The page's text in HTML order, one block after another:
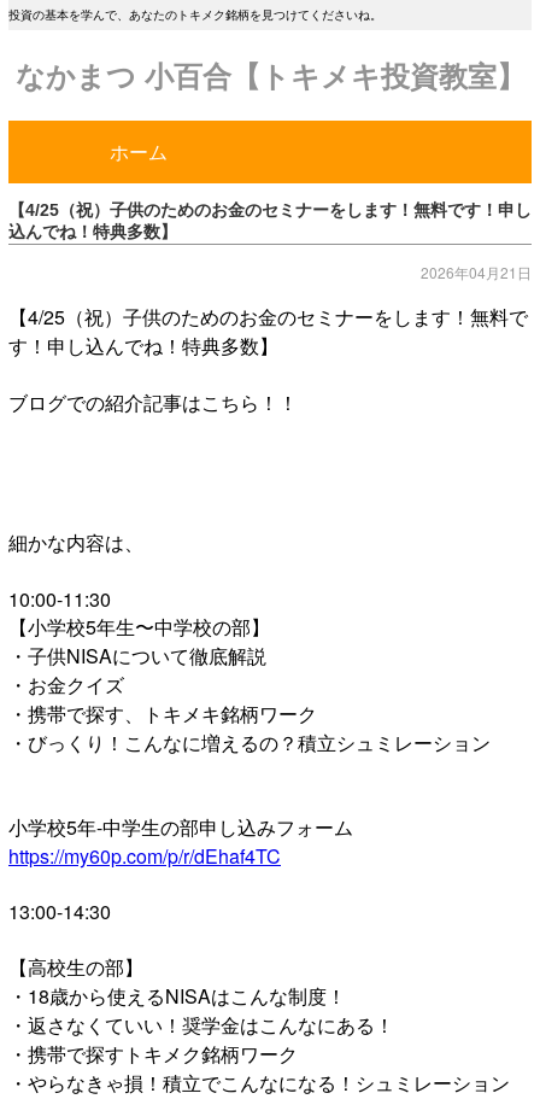
投資の基本を学んで、あなたのトキメク銘柄を見つけてくださいね。
なかまつ 小百合【トキメキ投資教室】
ホーム
【4/25（祝）子供のためのお金のセミナーをします！無料です！申し
込んでね！特典多数】
2026年04月21日
【4/25（祝）子供のためのお金のセミナーをします！無料で
す！申し込んでね！特典多数】
ブログでの紹介記事はこちら！！
細かな内容は、
10:00-11:30
【小学校5年生〜中学校の部】
・子供NISAについて徹底解説
・お金クイズ
・携帯で探す、トキメキ銘柄ワーク
・びっくり！こんなに増えるの？積立シュミレーション
小学校5年-中学生の部申し込みフォーム
https://my60p.com/p/r/dEhaf4TC
13:00-14:30
【高校生の部】
・18歳から使えるNISAはこんな制度！
・返さなくていい！奨学金はこんなにある！
・携帯で探すトキメク銘柄ワーク
・やらなきゃ損！積立でこんなになる！シュミレーション